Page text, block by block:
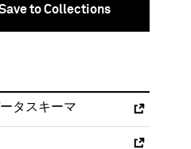
to Collections
タスキーマ